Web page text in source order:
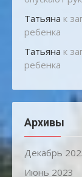
Татьяна к
ребенка
Татьяна к
ребенка
Архивы
Декабрь
Июнь 2023